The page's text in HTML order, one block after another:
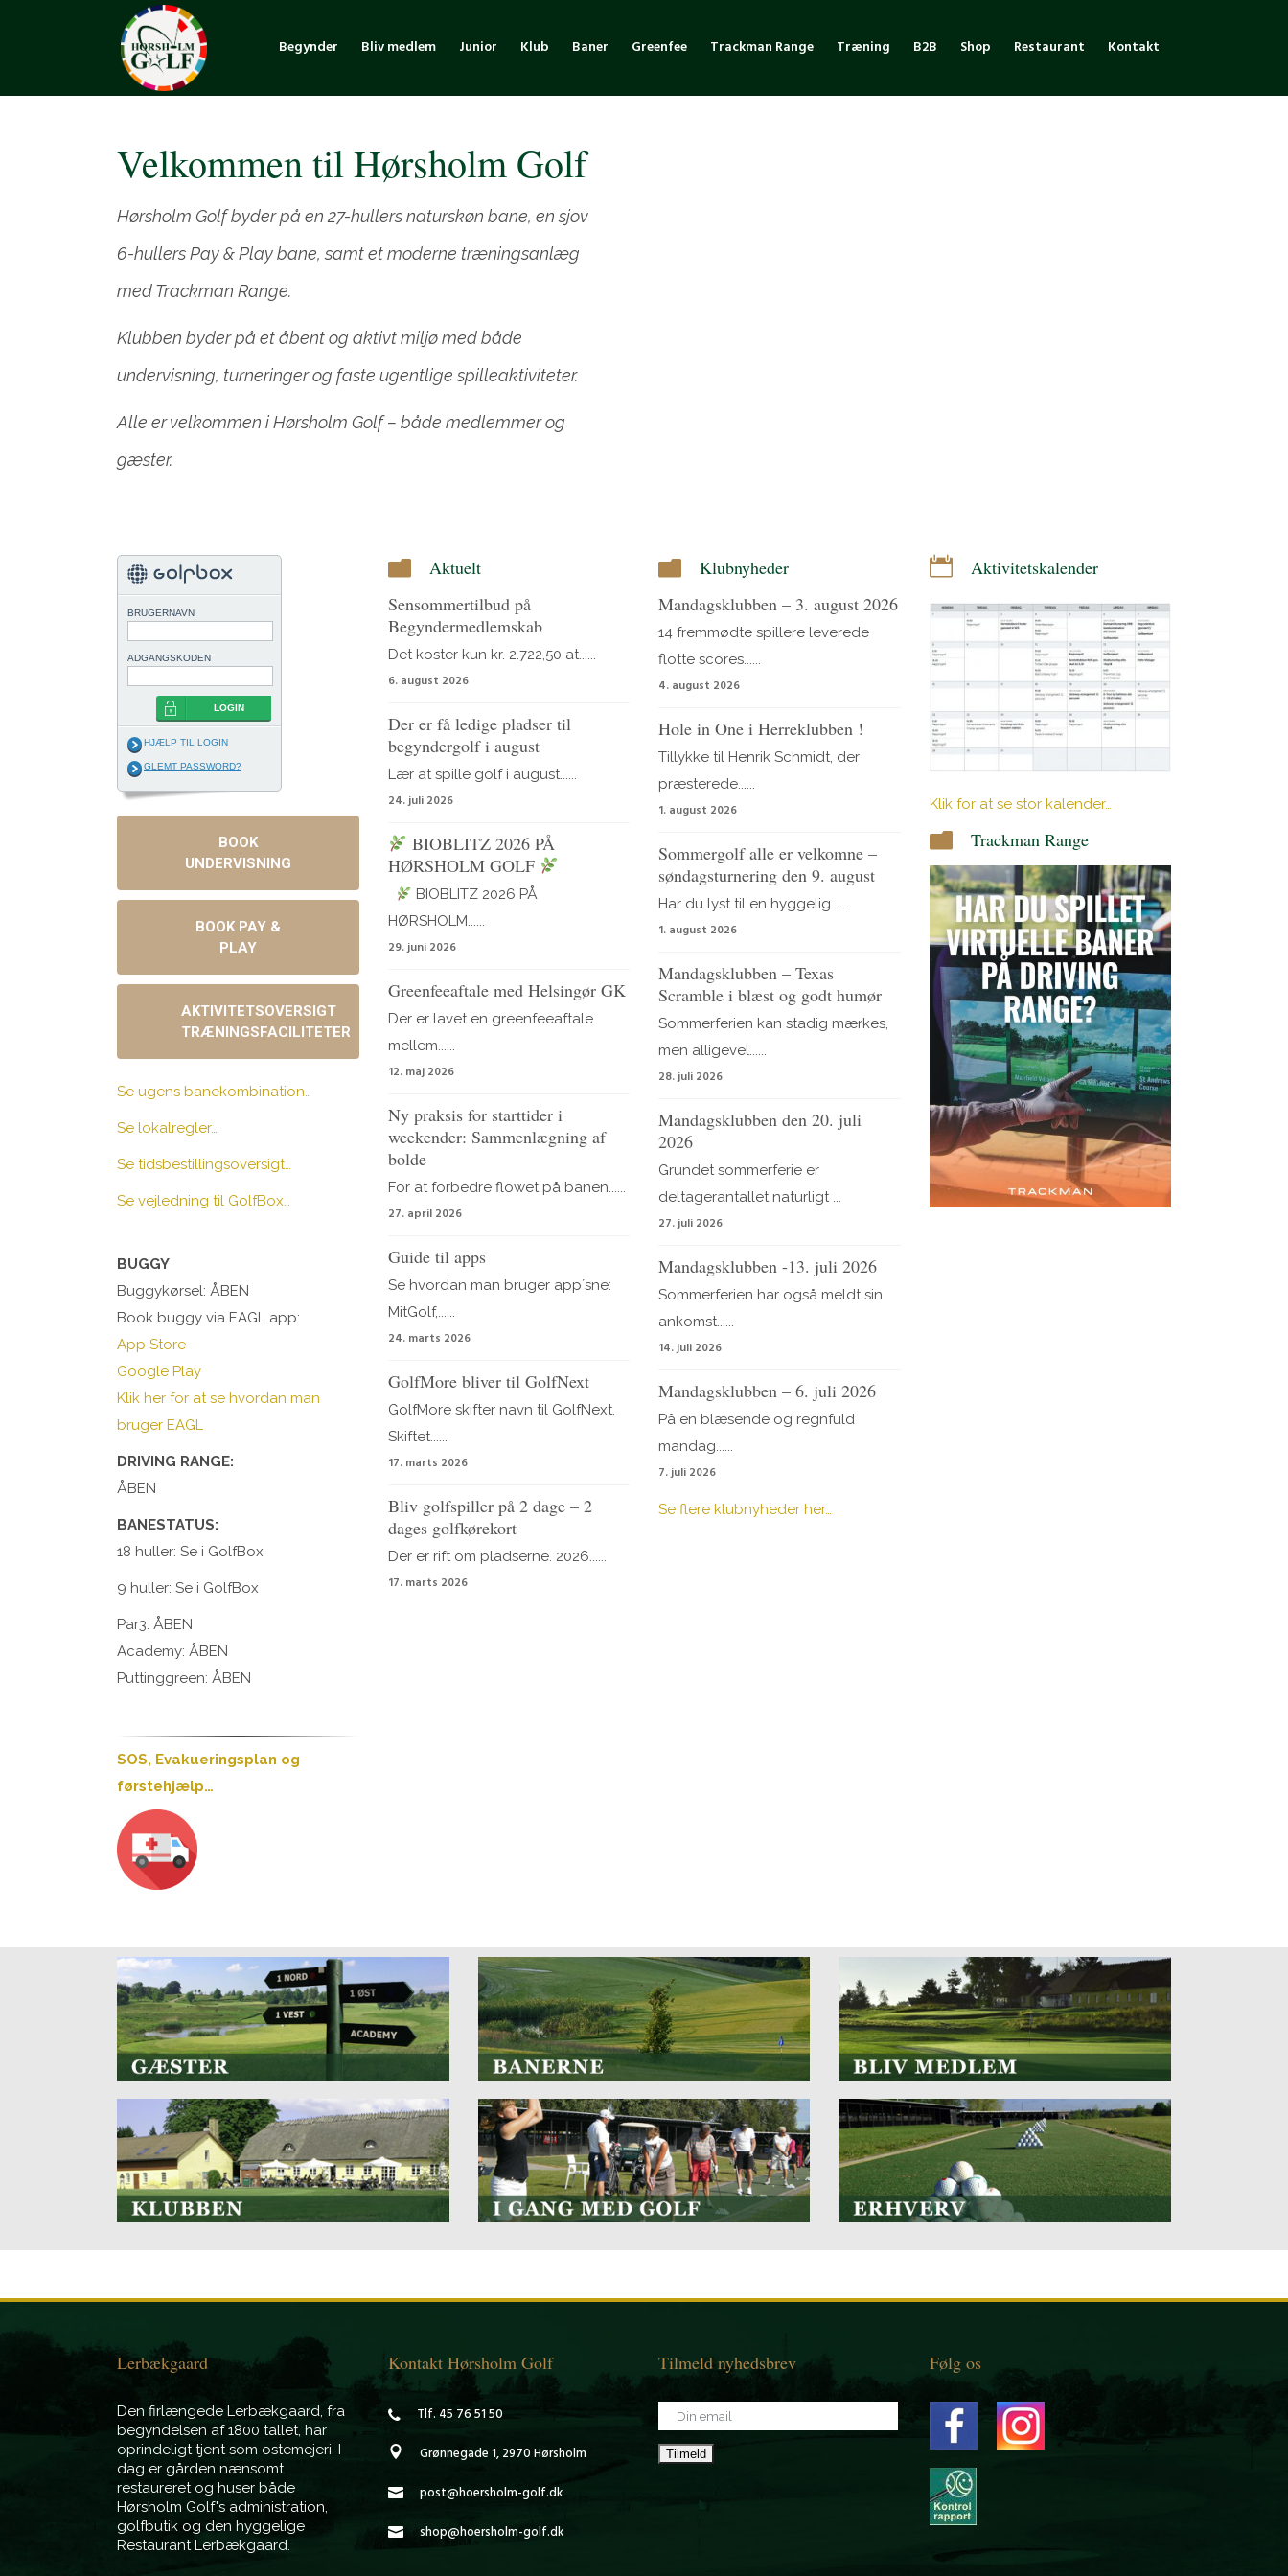
Begynder Bliv medlem Junior Klub Baner Greenfee Trackman Range Træning B2B Shop Restaurant Kontakt
Velkommen til Hørsholm Golf
Hørsholm Golf byder på en 27-hullers naturskøn bane, en sjov
6-hullers Pay & Play bane, samt et moderne træningsanlæg
med Trackman Range.
Klubben byder på et åbent og aktivt miljø med både
undervisning, turneringer og faste ugentlige spilleaktiviteter.
Alle er velkommen i Hørsholm Golf – både medlemmer og
gæster.
BRUGERNAVN
ADGANGSKODEN
LOGIN
HJÆLP TIL LOGIN
GLEMT PASSWORD?
BOOK
UNDERVISNING
BOOK PAY &
PLAY
AKTIVITETSOVERSIGT
TRÆNINGSFACILITETER
Se ugens banekombination…
Se lokalregler…
Se tidsbestillingsoversigt…
Se vejledning til GolfBox…
BUGGY
Buggykørsel: ÅBEN
Book buggy via EAGL app:
App Store
Google Play
Klik her for at se hvordan man
bruger EAGL
DRIVING RANGE:
ÅBEN
BANESTATUS:
18 huller: Se i GolfBox
9 huller: Se i GolfBox
Par3: ÅBEN
Academy: ÅBEN
Puttinggreen: ÅBEN
SOS, Evakueringsplan og
førstehjælp…
Aktuelt
Sensommertilbud på
Begyndermedlemskab
Det koster kun kr. 2.722,50 at......
6. august 2026
Der er få ledige pladser til
begyndergolf i august
Lær at spille golf i august......
24. juli 2026
BIOBLITZ 2026 PÅ
HØRSHOLM GOLF
BIOBLITZ 2026 PÅ
HØRSHOLM......
29. juni 2026
Greenfeeaftale med Helsingør GK
Der er lavet en greenfeeaftale
mellem......
12. maj 2026
Ny praksis for starttider i
weekender: Sammenlægning af
bolde
For at forbedre flowet på banen......
27. april 2026
Guide til apps
Se hvordan man bruger app´sne:
MitGolf,......
24. marts 2026
GolfMore bliver til GolfNext
GolfMore skifter navn til GolfNext.
Skiftet......
17. marts 2026
Bliv golfspiller på 2 dage – 2
dages golfkørekort
Der er rift om pladserne. 2026......
17. marts 2026
Klubnyheder
Mandagsklubben – 3. august 2026
14 fremmødte spillere leverede
flotte scores......
4. august 2026
Hole in One i Herreklubben !
Tillykke til Henrik Schmidt, der
præsterede......
1. august 2026
Sommergolf alle er velkomne –
søndagsturnering den 9. august
Har du lyst til en hyggelig......
1. august 2026
Mandagsklubben – Texas
Scramble i blæst og godt humør
Sommerferien kan stadig mærkes,
men alligevel......
28. juli 2026
Mandagsklubben den 20. juli
2026
Grundet sommerferie er
deltagerantallet naturligt ...
27. juli 2026
Mandagsklubben -13. juli 2026
Sommerferien har også meldt sin
ankomst......
14. juli 2026
Mandagsklubben – 6. juli 2026
På en blæsende og regnfuld
mandag......
7. juli 2026
Se flere klubnyheder her…
Aktivitetskalender
Klik for at se stor kalender…
Trackman Range
Lerbækgaard
Den firlængede Lerbækgaard, fra
begyndelsen af 1800 tallet, har
oprindeligt tjent som ostemejeri. I
dag er gården nænsomt
restaureret og huser både
Hørsholm Golf's administration,
golfbutik og den hyggelige
Restaurant Lerbækgaard.
Kontakt Hørsholm Golf
Tlf. 45 76 51 50
Grønnegade 1, 2970 Hørsholm
post@hoersholm-golf.dk
shop@hoersholm-golf.dk
Tilmeld nyhedsbrev Følg os